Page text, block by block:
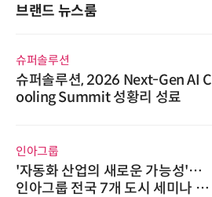
브랜드 뉴스룸
슈퍼솔루션
슈퍼솔루션, 2026 Next-Gen AI C
ooling Summit 성황리 성료
인아그룹
'자동화 산업의 새로운 가능성'…
인아그룹 전국 7개 도시 세미나 페